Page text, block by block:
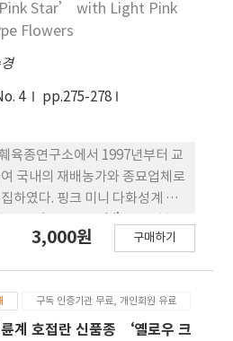
등급은 절화 길이가 60~80cm였
게 굵은 가지는 줄기와 잎에 비
져 오히려 상품성이 떨어졌다.
화 생산비율이 6~8mm인 가
63.4%로 9~11mm인 가지를
가 높았고, 한편으로 상품성이
비율은 9~11mm인 가지를 절곡
인 가지를 절곡하였을 때
나치게 굵은 가지를 절곡하였을
감소와 지나치게 굵은 가지의 발
이 감소하 였다. 절곡후 잎과 상
Star’ with Light Pink
Flowers
4
pp.275-278
육종연구소에서 1997년부터 교
국내의 재배농가와 종묘업체로
하였다. 핑크 미니 다화성계 육
를 이용하여 2001년에서
거쳐서 호접란 신품종 ‘리틀
였다. ‘리틀핑크스타’는 연
3,000원 구매하기
구독 인증기관 무료, 개인회원 유료
계 호접란 신품종 ‘옐로우 크